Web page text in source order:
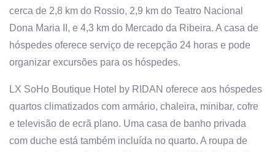
cerca de 2,8 km do Rossio, 2,9 km do Teatro Nacional
Dona Maria II, e 4,3 km do Mercado da Ribeira. A casa de
hóspedes oferece serviço de recepção 24 horas e pode
organizar excursões para os hóspedes.
LX SoHo Boutique Hotel by RIDAN oferece aos hóspedes
quartos climatizados com armário, chaleira, minibar, cofre
e televisão de ecrã plano. Uma casa de banho privada
com duche está também incluída no quarto. A roupa de